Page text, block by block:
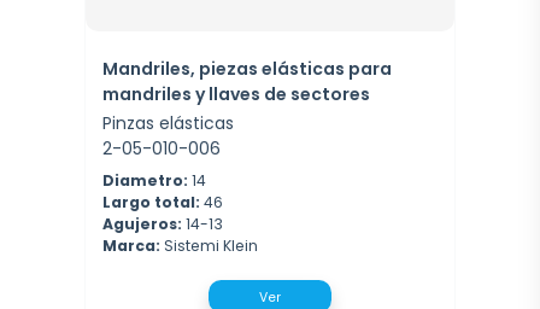
Mandriles, piezas elásticas para
mandriles y llaves de sectores
Pinzas elásticas
2-05-010-006
Diametro: 14
Largo total: 46
Agujeros: 14-13
Marca: Sistemi Klein
Ver